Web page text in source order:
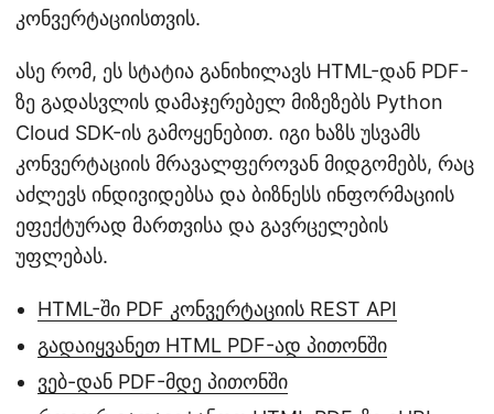
კონვერტაციისთვის.
ასე რომ, ეს სტატია განიხილავს HTML-დან PDF-
ზე გადასვლის დამაჯერებელ მიზეზებს Python
Cloud SDK-ის გამოყენებით. იგი ხაზს უსვამს
კონვერტაციის მრავალფეროვან მიდგომებს, რაც
აძლევს ინდივიდებსა და ბიზნესს ინფორმაციის
ეფექტურად მართვისა და გავრცელების
უფლებას.
HTML-ში PDF კონვერტაციის REST API
გადაიყვანეთ HTML PDF-ად პითონში
ვებ-დან PDF-მდე პითონში